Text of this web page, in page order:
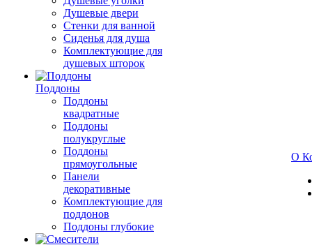
Душевые двери
Стенки для ванной
Сиденья для душа
Комплектующие для
душевых шторок
Поддоны
Поддоны
квадратные
Поддоны
полукруглые
Поддоны
прямоугольные
Панели
декоративные
Комплектующие для
поддонов
Поддоны глубокие
О